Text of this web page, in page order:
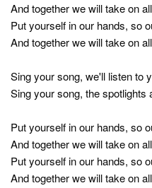
And together we will take on
Put yourself in our hands, so
And together we will take on
Sing your song, we'll listen to
Sing your song, the spotlights
Put yourself in our hands, so
And together we will take on
Put yourself in our hands, so
And together we will take on